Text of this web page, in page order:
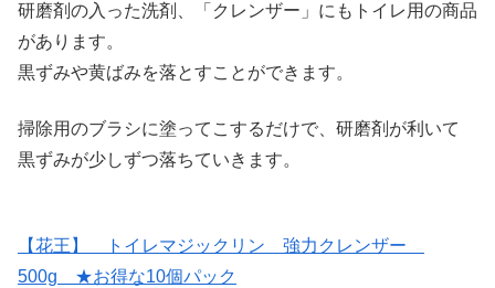
研磨剤の入った洗剤、「クレンザー」にもトイレ用の商品
があります。
黒ずみや黄ばみを落とすことができます。
掃除用のブラシに塗ってこするだけで、研磨剤が利いて
黒ずみが少しずつ落ちていきます。
【花王】 トイレマジックリン 強力クレンザー
500g ★お得な10個パック